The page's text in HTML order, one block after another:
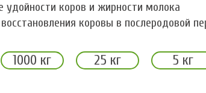
удойности коров и жирности молока
коровы в послеродовой
1000 кг 25 кг 5 кг